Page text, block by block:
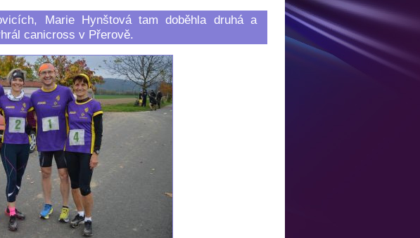
Marie Hynštová tam doběhla druhá a
canicross v Přerově.